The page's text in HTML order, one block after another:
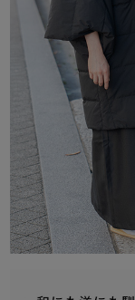
※商品の写真
あります。
※製造時期によ
※防水ではなく
はご注意ください
※ダウン製品
がございます。
※梱包の都合上
がございます
[返品・キャン
初期不良のみ
詳しくはこち